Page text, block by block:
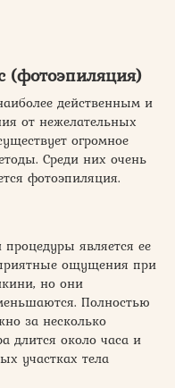
(фотоэпиляция)
действенным и
от нежелательных
огромное
Среди них очень
фотоэпиляция.
является ее
ощущения при
но они
Полностью
за несколько
длится около часа и
участках тела